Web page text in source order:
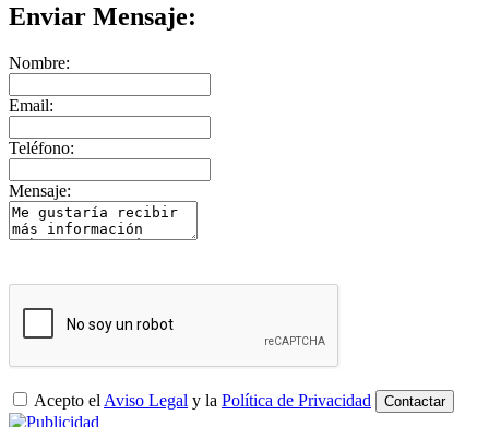
Enviar Mensaje:
Nombre:
Email:
Teléfono:
Mensaje:
Acepto el Aviso Legal y la Política de Privacidad